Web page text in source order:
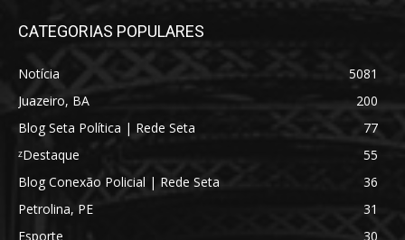
CATEGORIAS POPULARES
Notícia
5081
Juazeiro, BA
200
Blog Seta Política | Rede Seta
77
ᶻDestaque
55
Blog Conexão Policial | Rede Seta
36
Petrolina, PE
31
Esporte
30